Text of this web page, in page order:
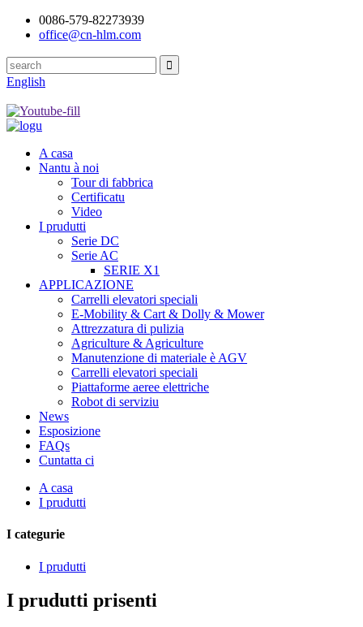
0086-579-82273939
office@cn-hlm.com
English
A casa
Nantu à noi
Tour di fabbrica
Certificatu
Video
I prudutti
Serie DC
Serie AC
SERIE X1
APPLICAZIONE
Carrelli elevatori speciali
E-Mobility & Cart & Dolly & Mower
Attrezzatura di pulizia
Agriculture & Agriculture
Manutenzione di materiale è AGV
Carrelli elevatori speciali
Piattaforme aeree elettriche
Robot di serviziu
News
Esposizione
FAQs
Cuntatta ci
A casa
I prudutti
I categurie
I prudutti
I prudutti prisenti